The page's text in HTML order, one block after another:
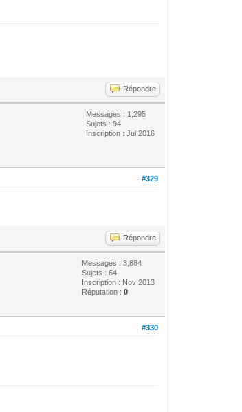
Répondre
Messages : 1,295
Sujets : 94
Inscription : Jul 2016
#329
Répondre
Messages : 3,884
Sujets : 64
Inscription : Nov 2013
Réputation :0
#330